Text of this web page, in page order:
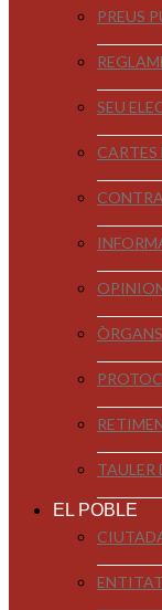
PREUS
SEU
CARTES
TAULER
EL POBLE